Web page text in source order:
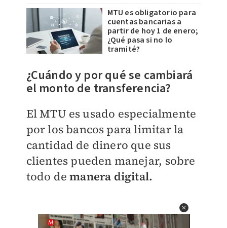
MTU es obligatorio para
cuentas bancarias a
partir de hoy 1 de enero;
¿Qué pasa si no lo
tramité?
¿Cuándo y por qué se cambiará
el monto de transferencia?
El MTU es usado especialmente
por los bancos para limitar la
cantidad de dinero que sus
clientes pueden manejar, sobre
todo demanera digital.